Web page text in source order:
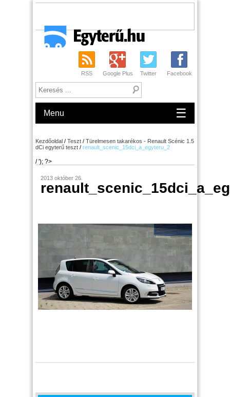
RSS Google Plus Twitter Facebook
Menu ☰
Kezdőoldal / Teszt / Türelmesen takarékos - Renault Scénic 1.5
dCi egyterű teszt / renault_scenic_15dci_a_egyteru_2
/ '); ?>
2013 október 26.